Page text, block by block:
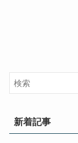
新着記事